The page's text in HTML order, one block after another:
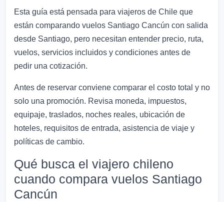
Esta guía está pensada para viajeros de Chile que
están comparando vuelos Santiago Cancún con salida
desde Santiago, pero necesitan entender precio, ruta,
vuelos, servicios incluidos y condiciones antes de
pedir una cotización.
Antes de reservar conviene comparar el costo total y no
solo una promoción. Revisa moneda, impuestos,
equipaje, traslados, noches reales, ubicación de
hoteles, requisitos de entrada, asistencia de viaje y
políticas de cambio.
Qué busca el viajero chileno
cuando compara vuelos Santiago
Cancún